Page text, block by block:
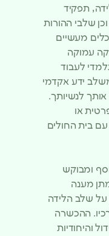
תפקיד
שלבי ההורות
מעשיים
עמוקה
לעבוד
ידע אקדמי
לנשיותך.
או
בית החולים
ומבוקש
מענה
על שלב הלידה
ההכשרה
והיחודיות